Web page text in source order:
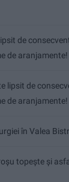
de
de aranjamente!
lipsit de
de aranjamente!
în Valea
topește și